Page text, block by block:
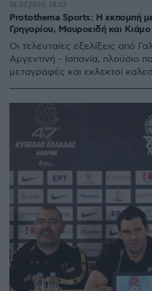
Protothema Sports: Η εκπομπή
Γρηγορίου, Μαυροειδή και Κιάμο
Οι τελευταίες εξελίξεις από
Αργεντινή - Ισπανία, πλούσιο
μεταγραφές και εκλεκτοί
18.07.2026, 14:02